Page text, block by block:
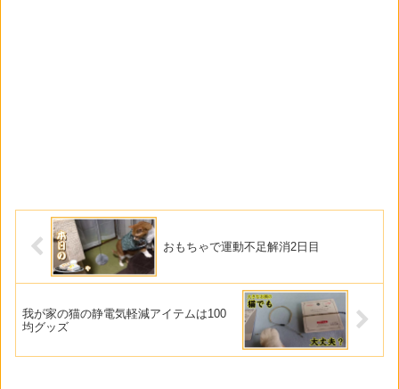
おもちゃで運動不足解消2日目
我が家の猫の静電気軽減アイテムは100
均グッズ